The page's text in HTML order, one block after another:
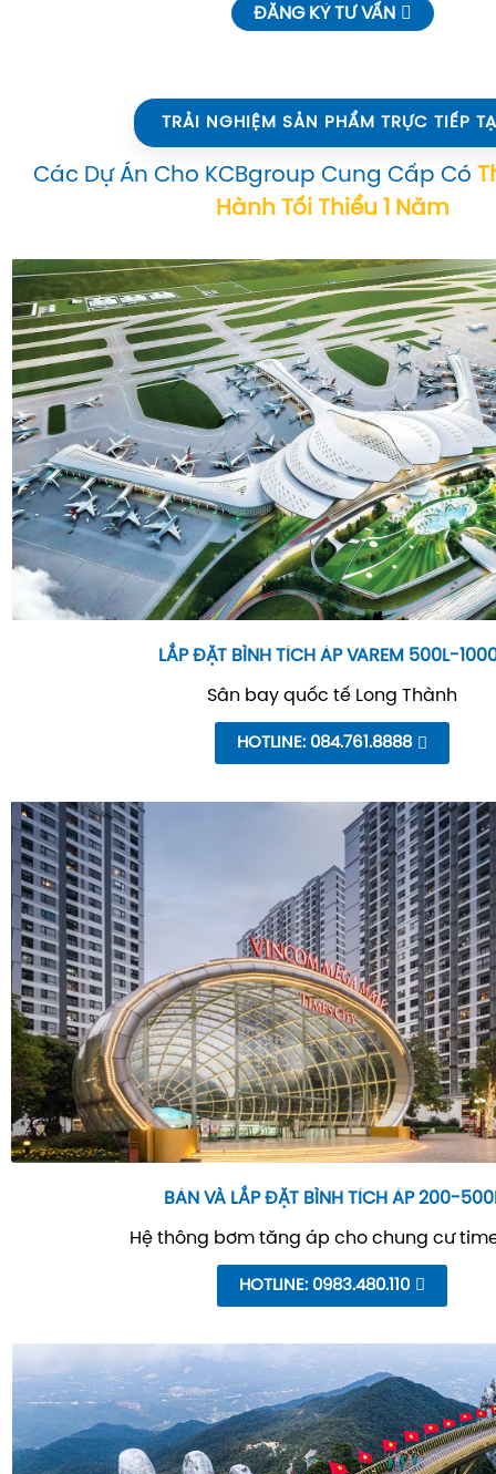
ĐĂNG KÝ TƯ VẤN
TRẢI NGHIỆM SẢN PHẨM TRỰC TIẾP
Các Dự Án Cho KCBgroup Cung Cấp Có
Hành Tối Thiểu 1 Năm
LẮP ĐẶT BÌNH TÍCH ÁP VAREM 500L-
Sân bay quốc tế Long Thành
HOTLINE: 084.761.8888
BÁN VÀ LẮP ĐẶT BÌNH TÍCH ÁP 200-
Hệ thông bơm tăng áp cho chung cư
HOTLINE: 0983.480.110